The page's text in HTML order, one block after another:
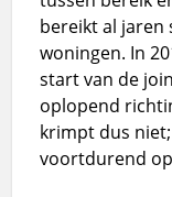
bereikt al jaren
woningen. In
start van de
oplopend
krimpt dus
voortdurend